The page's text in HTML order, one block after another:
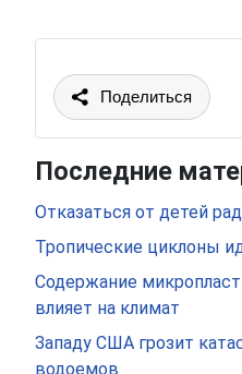
Поделиться
Последние
Отказаться от детей
Тропические циклоны
Содержание
влияет на климат
Западу США грозит
водоемов